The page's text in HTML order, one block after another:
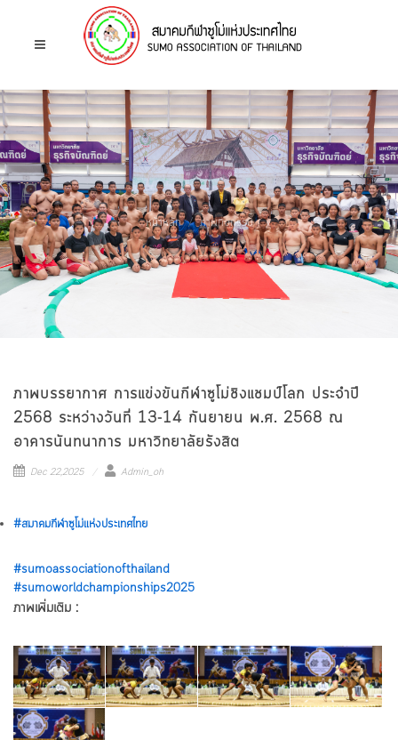
หน้าหลัก ภาพกิจกรรม
ภาพบรรยากาศ การแข่งขันกีฬาซูโม่ชิงแชมป์โลก ประจำปี
2568 ระหว่างวันที่ 13-14 กันยายน พ.ศ. 2568 ณ
อาคารนันทนาการ มหาวิทยาลัยรังสิต
Dec 22,2025 Admin_oh
#สมาคมกีฬาซูโม่แห่งประเทศไทย
#sumoassociationofthailand
#sumoworldchampionships2025
ภาพเพิ่มเติม :